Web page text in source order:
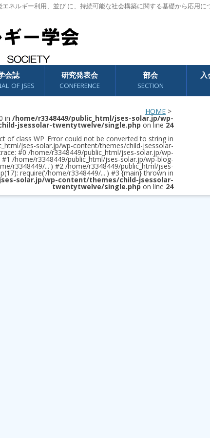
ネルギー利用、並び に、持続可能な社会構築に関する基礎から応用
会誌
OF JSES
研究発表会
CONFERENCE
部会
SECTION
入
HOME >
in /home/r3348449/public_html/jses-solar.jp/wp-
jsessolar-twentytwelve/single.php on line 24
of class WP_Error could not be converted to string in
jses-solar.jp/wp-content/themes/child-jsessolar-
#0 /home/r3348449/public_html/jses-solar.jp/wp-
/home/r3348449/public_html/jses-solar.jp/wp-blog-
r3348449/...') #2 /home/r3348449/public_html/jses-
require('/home/r3348449/...') #3 {main} thrown in
solar.jp/wp-content/themes/child-jsessolar-
twentytwelve/single.php on line 24